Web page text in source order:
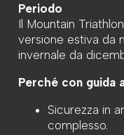
Periodo
Il Mountain
versione estiva da
invernale da
Perché con guida
Sicurezza in
complesso.